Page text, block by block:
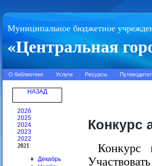
Муниципальное бюджетное
«Центральная
О библиотеке Услуги Ресурсы
НАЗАД
2026
2025
2024
2023
2022
2021
Декабрь
Конкурс
Конкурс